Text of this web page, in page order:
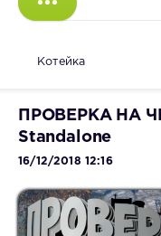
Котейка
ПРОВЕРКА НА
Standalone
16/12/2018 12:16